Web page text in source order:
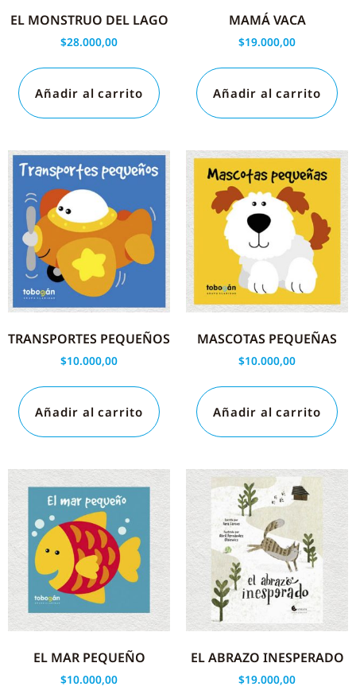
EL MONSTRUO DEL LAGO
$28.000,00
Añadir al carrito
MAMÁ VACA
$19.000,00
Añadir al carrito
TRANSPORTES PEQUEÑOS
$10.000,00
Añadir al carrito
MASCOTAS PEQUEÑAS
$10.000,00
Añadir al carrito
EL MAR PEQUEÑO
$10.000,00
EL ABRAZO INESPERADO
$19.000,00